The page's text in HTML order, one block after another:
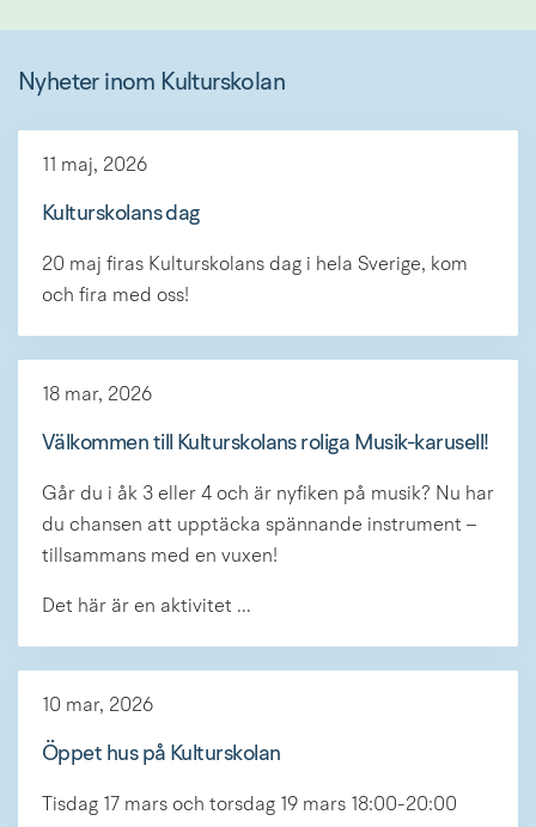
Nyheter inom Kulturskolan
11 maj, 2026
Kulturskolans dag
20 maj firas Kulturskolans dag i hela Sverige, kom
och fira med oss!
18 mar, 2026
Välkommen till Kulturskolans roliga Musik-karusell!
Går du i åk 3 eller 4 och är nyfiken på musik? Nu har
du chansen att upptäcka spännande instrument –
tillsammans med en vuxen!
Det här är en aktivitet ...
10 mar, 2026
Öppet hus på Kulturskolan
Tisdag 17 mars och torsdag 19 mars 18:00-20:00